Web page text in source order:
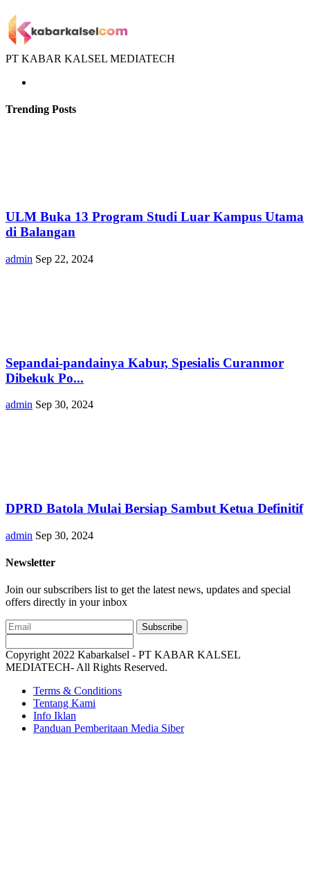
PT KABAR KALSEL MEDIATECH
Trending Posts
ULM Buka 13 Program Studi Luar Kampus Utama
di Balangan
admin Sep 22, 2024
Sepandai-pandainya Kabur, Spesialis Curanmor
Dibekuk Po...
admin Sep 30, 2024
DPRD Batola Mulai Bersiap Sambut Ketua Definitif
admin Sep 30, 2024
Newsletter
Join our subscribers list to get the latest news, updates and special
offers directly in your inbox
Subscribe
Copyright 2022 Kabarkalsel - PT KABAR KALSEL
MEDIATECH- All Rights Reserved.
Terms & Conditions
Tentang Kami
Info Iklan
Panduan Pemberitaan Media Siber